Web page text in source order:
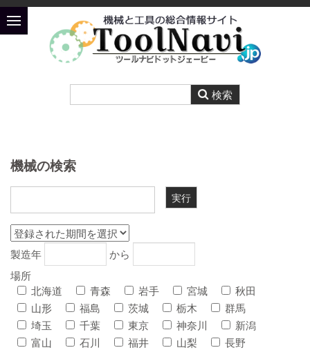
機械の検索
製造年
から
場所
北海道
青森 岩手 宮城
秋田
山形
福島 茨城 栃木
群馬
埼玉
千葉 東京 神奈川
新潟
富山
石川 福井 山梨
長野